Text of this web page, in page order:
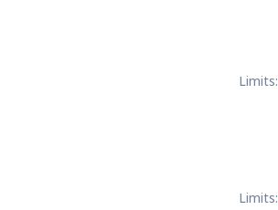
Limits:
Limits: